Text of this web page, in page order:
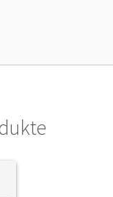
arbeiten.